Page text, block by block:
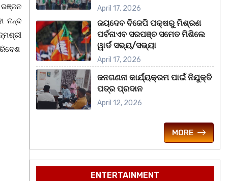
ନନ୍ଦ
April 17, 2026
ଜୟଦେବ ବିଜେପି ପକ୍ଷରୁ ମିଶ୍ରଣ
ପର୍ବନାଏବ ସରପଞ୍ଚ ସମେତ ମିଶିଲେ
ୱାର୍ଡ ସଭ୍ୟ/ସଭ୍ୟା
April 17, 2026
ଜନଗଣନା କାର୍ଯ୍ୟକ୍ରମ ପାଇଁ ନିଯୁକ୍ତି
ପତ୍ର ପ୍ରଦାନ
April 12, 2026
MORE
ENTERTAINMENT